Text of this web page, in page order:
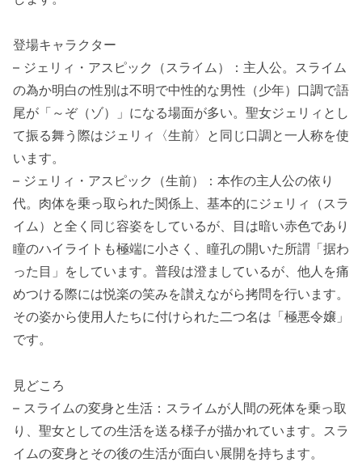
登場キャラクター
– ジェリィ・アスピック（スライム）：主人公。スライム
の為か明白の性別は不明で中性的な男性（少年）口調で語
尾が「～ぞ（ゾ）」になる場面が多い。聖女ジェリィとし
て振る舞う際はジェリィ〈生前〉と同じ口調と一人称を使
います。
– ジェリィ・アスピック（生前）：本作の主人公の依り
代。肉体を乗っ取られた関係上、基本的にジェリィ（スラ
イム）と全く同じ容姿をしているが、目は暗い赤色であり
瞳のハイライトも極端に小さく、瞳孔の開いた所謂「据わ
った目」をしています。普段は澄ましているが、他人を痛
めつける際には悦楽の笑みを讃えながら拷問を行います。
その姿から使用人たちに付けられた二つ名は「極悪令嬢」
です。
見どころ
– スライムの変身と生活：スライムが人間の死体を乗っ取
り、聖女としての生活を送る様子が描かれています。スラ
イムの変身とその後の生活が面白い展開を持ちます。